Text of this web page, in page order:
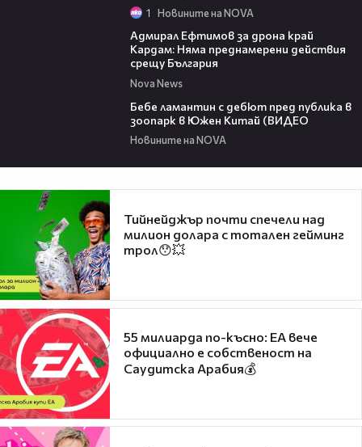
1 Новините на NOVA
Адмирал Ефтимов за дрона край
Кардам: Няма преднамерени действия
срещу България
Nova News
Бебе ламантин с дебют пред публика в
зоопарк в Южен Китай (ВИДЕО
Новините на NOVA
Тийнейджър почти спечели над
милион долара с тотален гейминг
трол😯💥
55 милиарда по-късно: EA вече
официално е собственост на
Саудитска Арабия💰